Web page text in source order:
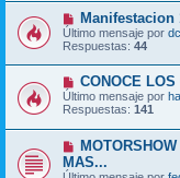
Último mensaje por
Respuestas: 44
CONOCE
Último mensaje por
Respuestas: 141
MAS...